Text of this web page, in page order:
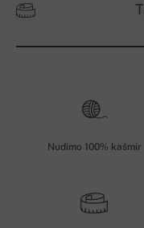
Nudimo 100% kašmir